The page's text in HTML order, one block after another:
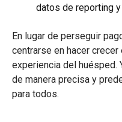
datos de reporting
En lugar de perseguir
centrarse en hacer
experiencia del huésped.
de manera precisa y
para todos.